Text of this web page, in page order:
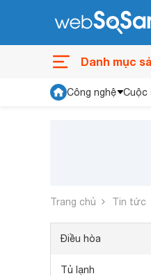
Danh mục
Công nghệ Cuộc
Trang chủ Tin tức
Điều hòa
Tủ lạnh